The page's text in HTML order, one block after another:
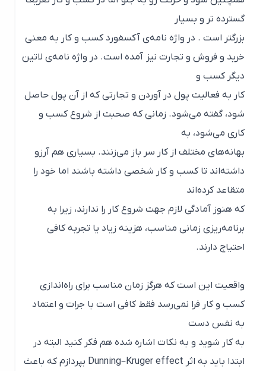
گسترده تر و بسیار
بزرگتر است . در واژه نامه‌ی آکسفورد کسب و کار به معنی
خرید و فروش و تجارت نیز آمده است. در واژه نامه‌ی لاتین
دیگر کسب و
کار به فعالیت پول در آوردن و تجارتی که از آن پول حاصل
شود، گفته می‌شود. زمانی که صحبت از شروع کسب و
کاری می‌شود، به
بهانه‌های مختلف از کار سر باز می‌زنند. بسیاری هم آرزو
داشته‌اند تا کسب و کار شخصی داشته باشند اما خود را
متقاعد کرده‌اند
که هنوز آمادگی لازم جهت شروع کار را ندارند، زیرا به
برنامه‌ریزی زمانی مناسب، هزینه زیاد یا تجربه کافی
احتیاج دارند.
واقعیت این است که هرگز زمان مناسب برای راه‌اندازی
کسب و کار فرا نمی‌رسد فقط کافی است با جرات و اعتماد
به نفس دست
به کار شوید و به نکات اشاره شده هم فکر کنید البته در
ابتدا باید به اثر
Dunning–Kruger effect بپردازم که باعث